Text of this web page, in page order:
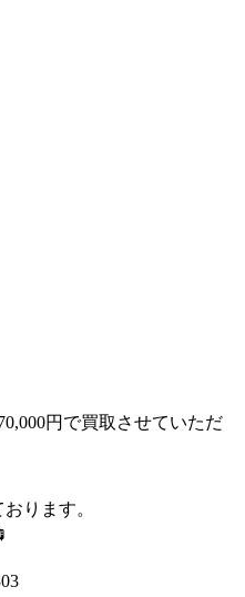
円で買取させていただ
ります。